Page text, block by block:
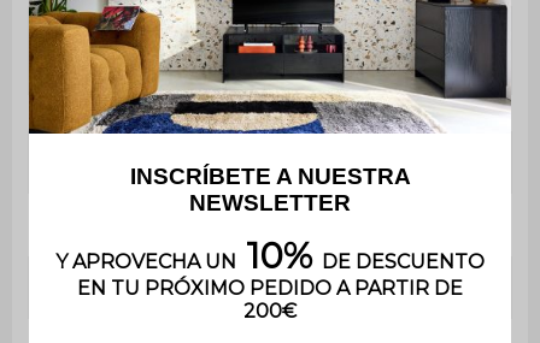
Longitud del cable de
alimentación
1,2 m
1,90 kg
Uso Uso doméstico solamente